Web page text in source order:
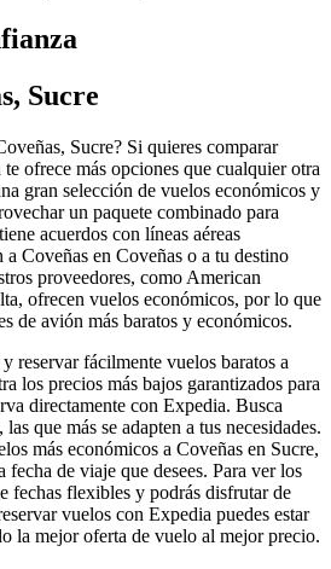
Sucre
Sucre? Si quieres comparar
ofrece más opciones que cualquier otra
gran selección de vuelos económicos y
un paquete combinado para
acuerdos con líneas aéreas
a Coveñas en Coveñas o a tu destino
proveedores, como American
ofrecen vuelos económicos, por lo que
de avión más baratos y económicos.
reservar fácilmente vuelos baratos a
los precios más bajos garantizados para
directamente con Expedia. Busca
que más se adapten a tus necesidades.
más económicos a Coveñas en Sucre,
fecha de viaje que desees. Para ver los
fechas flexibles y podrás disfrutar de
vuelos con Expedia puedes estar
la mejor oferta de vuelo al mejor precio.